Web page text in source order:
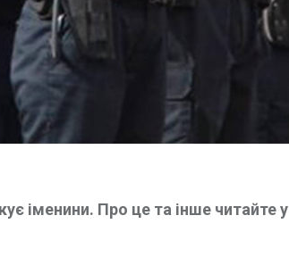
іменини. Про це та інше читайте у